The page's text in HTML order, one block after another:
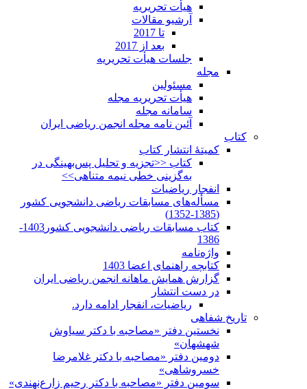
هیأت تحریریه
آرشیو مقالات
تا 2017
بعد از 2017
جلسات هیأت تحریریه
مجله
مسئولین
هیأت تحریریه مجله
سامانه مجله
آئین نامه مجله انجمن ریاضی ایران
کتاب
کمیتۀ انتشار کتاب
کتاب <<تجزیه و تحلیل پس‌بهینگی در
به‌گزینی خطی نیمه متناهی>>
انفجار ریاضیات
مسأله‌های مسابقات ریاضی دانشجویی کشور
(1385-1352)
کتاب مسابقات ریاضی دانشجویی کشور1403-
1386
واژه‌نامه
کتابچه راهنمای اعضا 1403
گزارش همایش ماهانه انجمن ریاضی ایران
در دست انتشار
ریاضیات، انفجار ادامه دارد.
تاریخ شفاهی
نخستین دفتر «مصاحبه با دکتر سیاوش
شهشهان»
دومین دفتر «مصاحبه با دکتر غلامرضا
خسروشاهی»
سومین دفتر «مصاحبه با دکتر رحیم زارع‌نهندی»